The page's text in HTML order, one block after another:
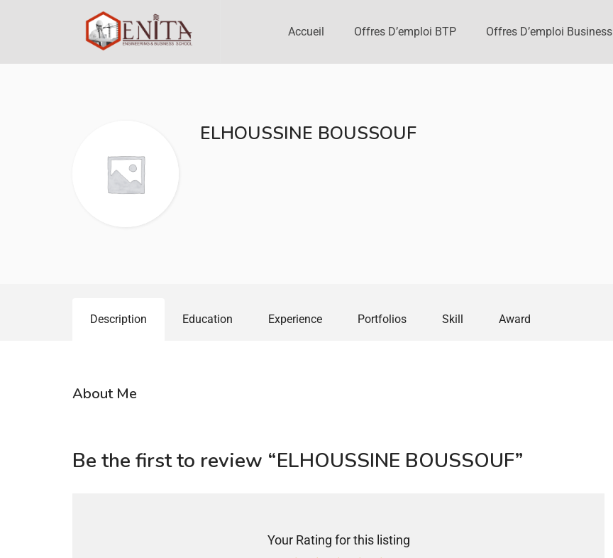
Accueil Offres D’emploi BTP Offres D’emploi Business
ELHOUSSINE BOUSSOUF
Description Education Experience Portfolios Skill Award
About Me
Be the first to review “ELHOUSSINE BOUSSOUF”
Your Rating for this listing